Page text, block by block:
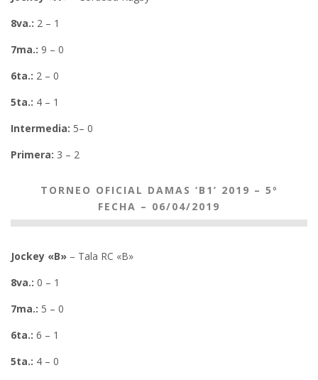
8va.: 2 – 1
7ma.: 9 – 0
6ta.: 2 – 0
5ta.: 4 – 1
Intermedia: 5– 0
Primera: 3 – 2
TORNEO OFICIAL DAMAS ‘B1’ 2019 – 5º
FECHA – 06/04/2019
Jockey «B» – Tala RC «B»
8va.: 0 – 1
7ma.: 5 – 0
6ta.: 6 – 1
5ta.: 4 – 0